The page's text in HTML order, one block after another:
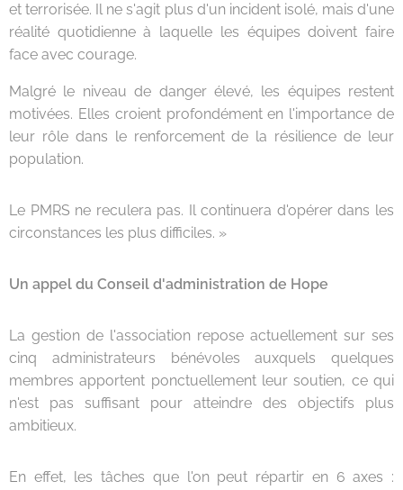
et terrorisée. Il ne s'agit plus d'un incident isolé, mais d'une
réalité quotidienne à laquelle les équipes doivent faire
face avec courage.
Malgré le niveau de danger élevé, les équipes restent
motivées. Elles croient profondément en l'importance de
leur rôle dans le renforcement de la résilience de leur
population.
Le PMRS ne reculera pas. Il continuera d'opérer dans les
circonstances les plus difficiles. »
Un appel du Conseil d'administration de Hope
La gestion de l'association repose actuellement sur ses
cinq administrateurs bénévoles auxquels quelques
membres apportent ponctuellement leur soutien, ce qui
n'est pas suffisant pour atteindre des objectifs plus
ambitieux.
En effet, les tâches que l'on peut répartir en 6 axes :